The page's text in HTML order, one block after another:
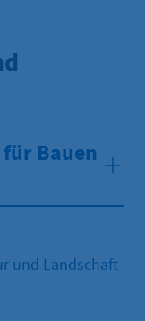
Bauen
und Landschaft